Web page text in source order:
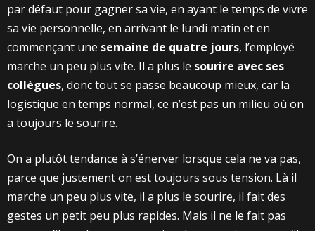
par défaut pour gagner sa vie, en ayant le temps de vivre
sa vie personnelle, en arrivant le lundi matin et en
commençant une semaine de quatre jours, l’employé
marche un peu plus vite. Il a plus le sourire avec ses
collègues, donc tout se passe beaucoup mieux, car la
logistique en temps normal, ce n’est pas un milieu où on
a toujours le sourire.
On a plutôt tendance à s’énerver lorsque cela ne va pas,
parce que justement on est toujours sous tension. Là il
marche un peu plus vite, il a plus le sourire, il fait des
gestes un petit peu plus rapides. Mais il ne le fait pas